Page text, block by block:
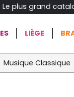
Le plus grand
LIÈGE
Musique Classique